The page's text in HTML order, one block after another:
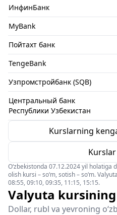
ИнфинБанк
MyBank
Пойтахт банк
TengeBank
Узпромстройбанк (SQB)
Центральный банк
Республики Узбекистан
Kurslarning
O‘zbekistonda 07.12.2024 yil holatiga
olish kursi – so‘m, sotish – so‘m.
08:55, 09:10, 09:35, 11:15, 15:15.
Valyuta
Dollar, rubl va yevroning